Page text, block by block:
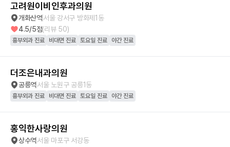
고려원이비인후과의원
개화산역서울 강서구 방화제1동
4.5/5점(리뷰 50)
흉부외과 진료 비대면 진료 토요일 진료 야간 진료
더조은내과의원
공릉역서울 노원구 공릉1동
흉부외과 진료 비대면 진료 토요일 진료 야간 진료
홍익한사랑의원
상수역서울 마포구 서강동